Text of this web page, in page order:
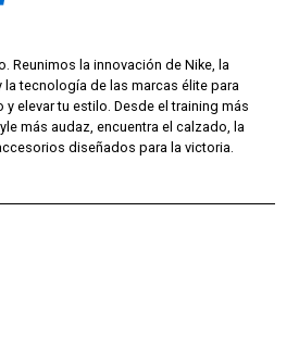
Reunimos la innovación de Nike, la
la tecnología de las marcas élite para
elevar tu estilo. Desde el training más
más audaz, encuentra el calzado, la
diseñados para la victoria.